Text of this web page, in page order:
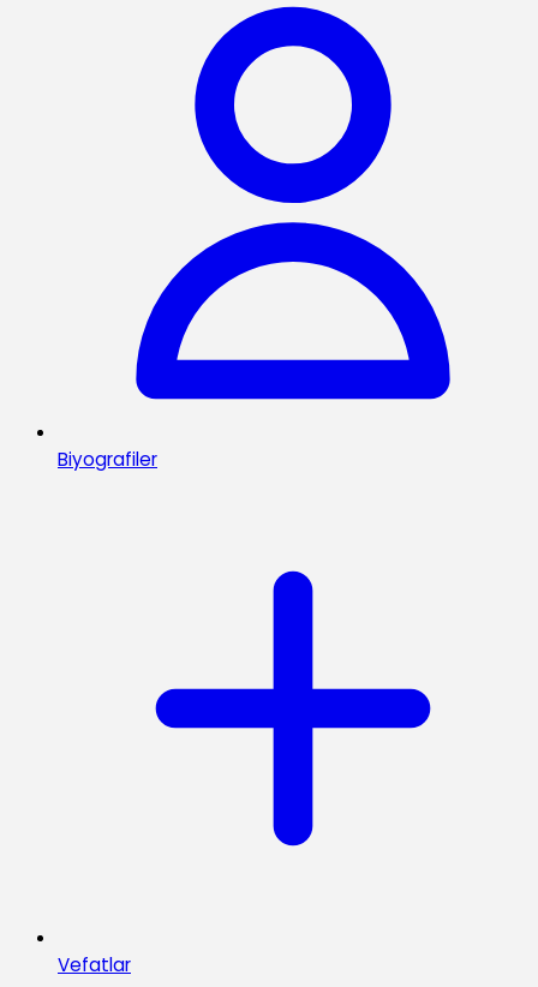
Biyografiler
Vefatlar